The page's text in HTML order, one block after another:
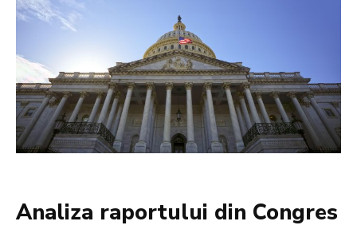
Analiza raportului din Congres